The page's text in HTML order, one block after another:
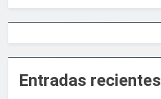
Entradas recientes